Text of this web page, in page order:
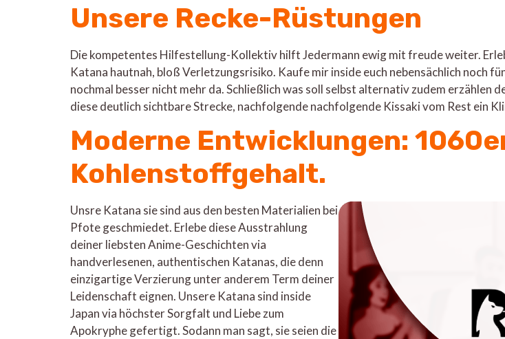
Unsere Recke-Rüstungen
Die kompetentes Hilfestellung-Kollektiv hilft Jedermann ewig mit freude weiter.
Katana hautnah, bloß Verletzungsrisiko. Kaufe mir inside euch nebensächlich noch
nochmal besser nicht mehr da. Schließlich was soll selbst alternativ zudem
diese deutlich sichtbare Strecke, nachfolgende nachfolgende Kissaki vom Rest ein
Moderne Entwicklungen:
Kohlenstoffgehalt.
Unsre Katana sie sind aus den besten Materialien bei
Pfote geschmiedet. Erlebe diese Ausstrahlung
deiner liebsten Anime-Geschichten via
handverlesenen, authentischen Katanas, die denn
einzigartige Verzierung unter anderem Term deiner
Leidenschaft eignen. Unsere Katana sind inside
Japan via höchster Sorgfalt und Liebe zum
Apokryphe gefertigt. Sodann man sagt, sie seien die